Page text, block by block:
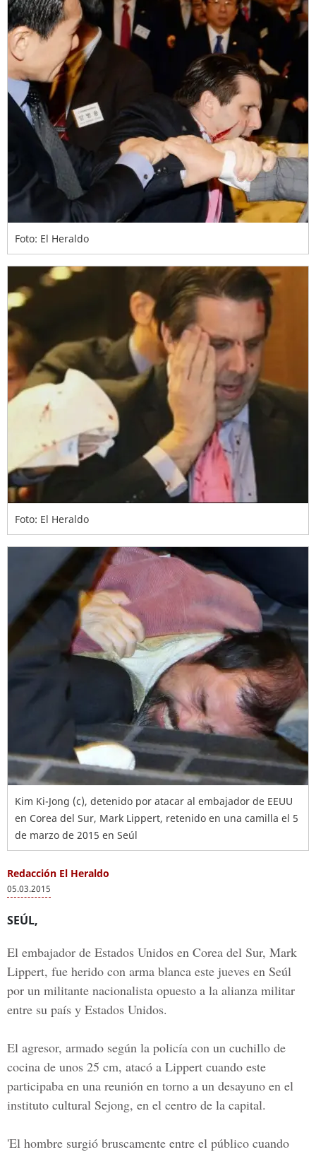
Foto: El Heraldo
Foto: El Heraldo
Kim Ki-Jong (c), detenido por atacar al embajador de EEUU
en Corea del Sur, Mark Lippert, retenido en una camilla el 5
de marzo de 2015 en Seúl
Redacción El Heraldo
05.03.2015
SEÚL,
El embajador de Estados Unidos en Corea del Sur, Mark
Lippert, fue herido con arma blanca este jueves en Seúl
por un militante nacionalista opuesto a la alianza militar
entre su país y Estados Unidos.
El agresor, armado según la policía con un cuchillo de
cocina de unos 25 cm, atacó a Lippert cuando este
participaba en una reunión en torno a un desayuno en el
instituto cultural Sejong, en el centro de la capital.
'El hombre surgió bruscamente entre el público cuando